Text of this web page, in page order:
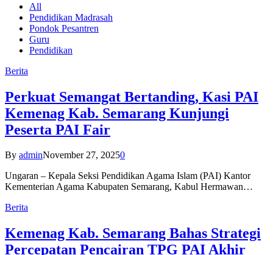
All
Pendidikan Madrasah
Pondok Pesantren
Guru
Pendidikan
Berita
Perkuat Semangat Bertanding, Kasi PAI
Kemenag Kab. Semarang Kunjungi
Peserta PAI Fair
By adminNovember 27, 20250
Ungaran – Kepala Seksi Pendidikan Agama Islam (PAI) Kantor
Kementerian Agama Kabupaten Semarang, Kabul Hermawan…
Berita
Kemenag Kab. Semarang Bahas Strategi
Percepatan Pencairan TPG PAI Akhir